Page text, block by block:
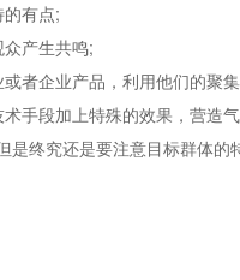
有点;
产生共鸣;
企业产品，利用他们的聚
段加上特殊的效果，营造
究还是要注意目标群体的